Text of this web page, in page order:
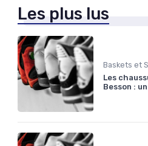
Les plus lus
Baskets et
Les
Besson :